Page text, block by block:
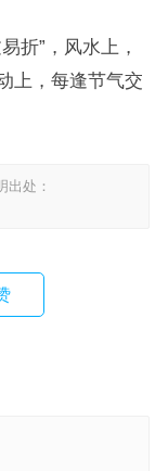
折”，风水上，
上，每逢节气交
处：